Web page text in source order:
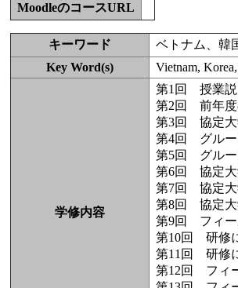
MoodleのコースURL
キーワード
ベトナム、韓
Key Word(s)
Vietnam,
学修内容
第1回 授業説
第2回 前年度
第3回 協定大
第4回 グルー
第5回 グルー
第6回 協定大
第7回 協定大
第8回 協定大
第9回 フィー
第10回 研修
第11回 研修
第12回 フィ